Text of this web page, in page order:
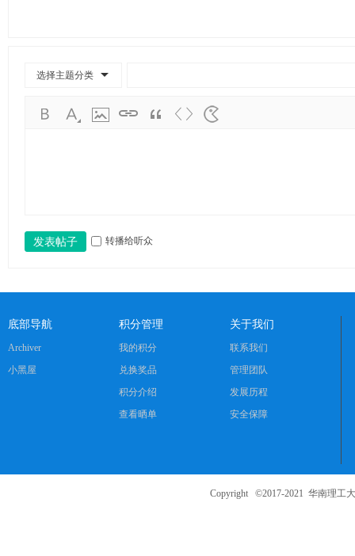
选择主题分类
发表帖子 转播给听众
底部导航
Archiver
小黑屋
积分管理
我的积分
兑换奖品
积分介绍
查看晒单
关于我们
联系我们
管理团队
发展历程
安全保障
Copyright ©2017-2021 华南理工